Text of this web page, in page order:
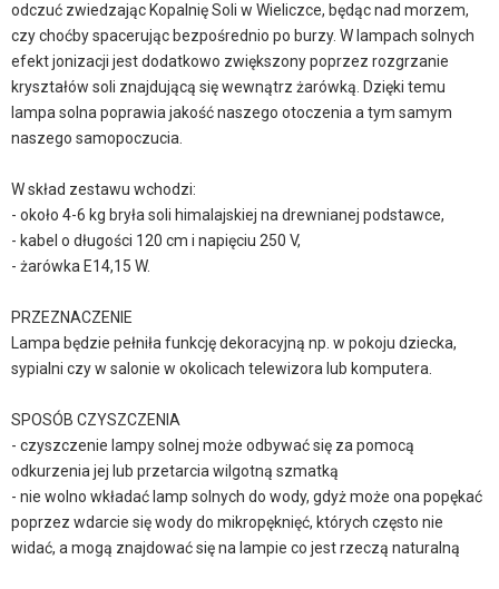
odczuć zwiedzając Kopalnię Soli w Wieliczce, będąc nad morzem,
czy choćby spacerując bezpośrednio po burzy. W lampach solnych
efekt jonizacji jest dodatkowo zwiększony poprzez rozgrzanie
kryształów soli znajdującą się wewnątrz żarówką. Dzięki temu
lampa solna poprawia jakość naszego otoczenia a tym samym
naszego samopoczucia.
W skład zestawu wchodzi:
- około 4-6 kg bryła soli himalajskiej na drewnianej podstawce,
- kabel o długości 120 cm i napięciu 250 V,
- żarówka E14,15 W.
PRZEZNACZENIE
Lampa będzie pełniła funkcję dekoracyjną np. w pokoju dziecka,
sypialni czy w salonie w okolicach telewizora lub komputera.
SPOSÓB CZYSZCZENIA
- czyszczenie lampy solnej może odbywać się za pomocą
odkurzenia jej lub przetarcia wilgotną szmatką
- nie wolno wkładać lamp solnych do wody, gdyż może ona popękać
poprzez wdarcie się wody do mikropęknięć, których często nie
widać, a mogą znajdować się na lampie co jest rzeczą naturalną